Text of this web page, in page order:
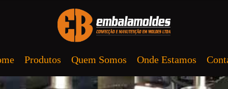
Produtos Quem Somos Onde Estamos